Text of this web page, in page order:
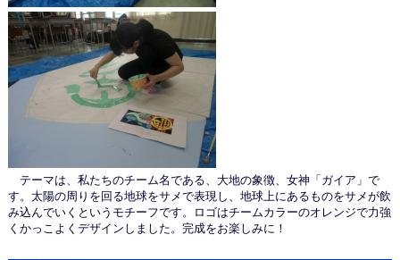
テーマは、私たちのチーム名である、大地の象徴、女神「ガイア」で
す。太陽の周りを回る地球をサメで表現し、地球上にあるものをサメが飲
み込んでいくというモチーフです。ロゴはチームカラーのオレンジで力強
くかっこよくデザインしました。完成をお楽しみに！